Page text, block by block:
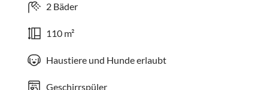
2 Bäder
110 m²
Haustiere und Hunde erlaubt
Geschirrspüler